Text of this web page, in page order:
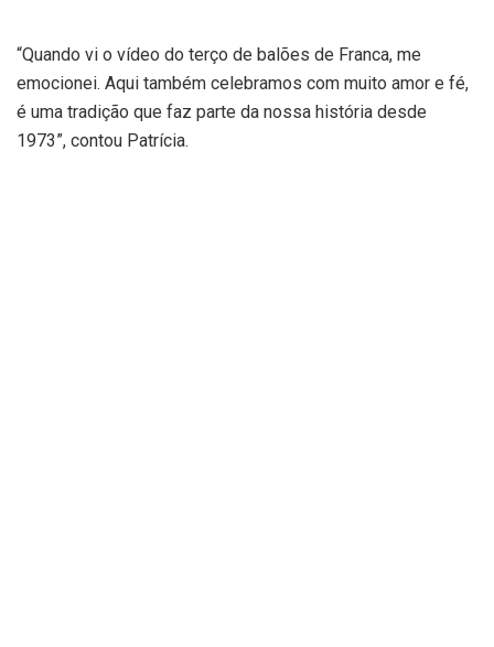
“Quando vi o vídeo do terço de balões de Franca, me
emocionei. Aqui também celebramos com muito amor e fé,
é uma tradição que faz parte da nossa história desde
1973”, contou Patrícia.